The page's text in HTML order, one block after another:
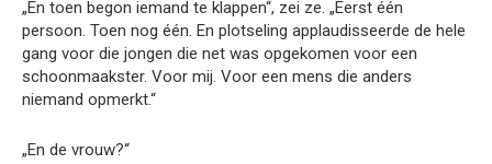
„En toen begon iemand te klappen“, zei ze. „Eerst één
persoon. Toen nog één. En plotseling applaudisseerde de hele
gang voor die jongen die net was opgekomen voor een
schoonmaakster. Voor mij. Voor een mens die anders
niemand opmerkt.“
„En de vrouw?“